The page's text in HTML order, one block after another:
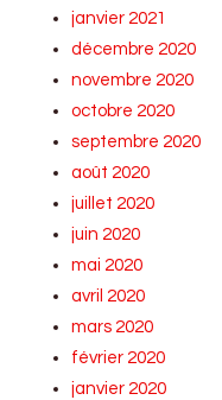
janvier 2021
décembre 2020
novembre 2020
octobre 2020
septembre 2020
août 2020
juillet 2020
juin 2020
mai 2020
avril 2020
mars 2020
février 2020
janvier 2020